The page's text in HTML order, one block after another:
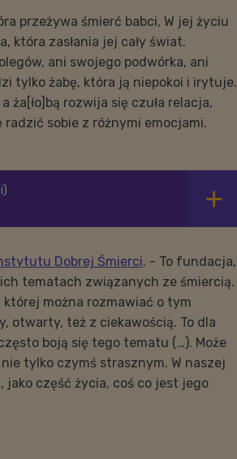
przeżywa śmierć babci, W jej życiu
która zasłania jej cały świat.
ani swojego podwórka, ani
tylko żabę, która ją niepokoi i irytuje.
ża[ło]bą rozwija się czuła relacja,
sobie z różnymi emocjami.
Dobrej Śmierci. - To fundacja,
tematach związanych ze śmiercią.
można rozmawiać o tym
otwarty, też z ciekawością. To dla
boją się tego tematu (…). Może
tylko czymś strasznym. W naszej
część życia, coś co jest jego